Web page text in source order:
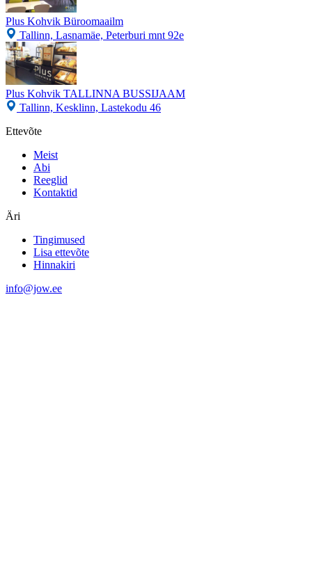
Plus Kohvik Büroomaailm
Tallinn, Lasnamäe, Peterburi mnt 92e
Plus Kohvik TALLINNA BUSSIJAAM
Tallinn, Kesklinn, Lastekodu 46
Ettevõte
Meist
Abi
Reeglid
Kontaktid
Äri
Tingimused
Lisa ettevõte
Hinnakiri
info@jow.ee